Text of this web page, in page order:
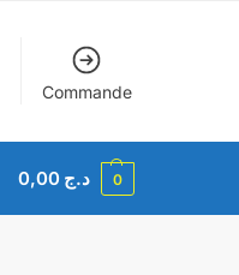
Commande
د.ج 0,00 0